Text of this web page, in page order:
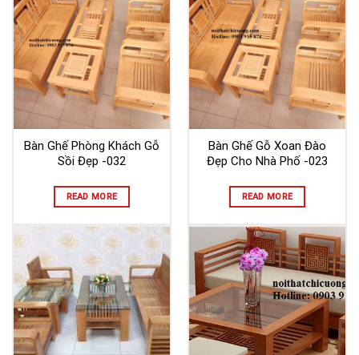
Bàn Ghế Phòng Khách Gỗ
Sồi Đẹp -032
READ MORE
Bàn Ghế Gỗ Xoan Đào
Đẹp Cho Nhà Phố -023
READ MORE